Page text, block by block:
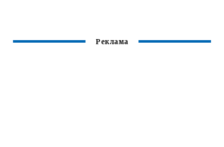
Реклама